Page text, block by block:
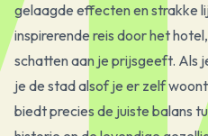
gelaagde effecten en strakke
inspirerende reis door het
schatten aan je prijsgeeft. Als
je de stad alsof je er zelf
biedt precies de juiste balans